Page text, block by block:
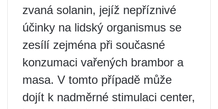
zvaná solanin, jejíž nepříznivé
účinky na lidský organismus se
zesílí zejména při současné
konzumaci vařených brambor a
masa. V tomto případě může
dojít k nadměrné stimulaci center,